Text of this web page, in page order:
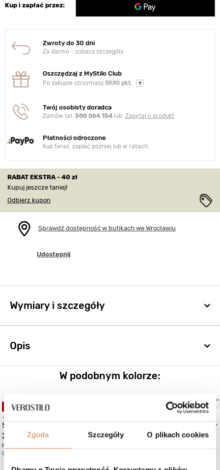
Zgoda Szczegóły O plikach cookies
Kup i zapłać przez:
Zwroty do 30 dni
Za darmo - zobacz szczegóły
Oszczędzaj z MyStilo Club
Po zakupie otrzymasz 59,90 pkt.
Twój osobisty doradca
Zamów tel. 500 064 154 lub Zapytaj o produkt
Płatności odroczone
Kup teraz, zapłać później lub w ratach
RABAT EKSTRA - 40 zł
Kupuj jeszcze taniej!
Odbierz kupon
Sprawdź dostępność w butikach we Wrocławiu
Udostępnij
Wymiary i szczegóły
Opis
W podobnym kolorze:
OKAZJA BESTSELLER